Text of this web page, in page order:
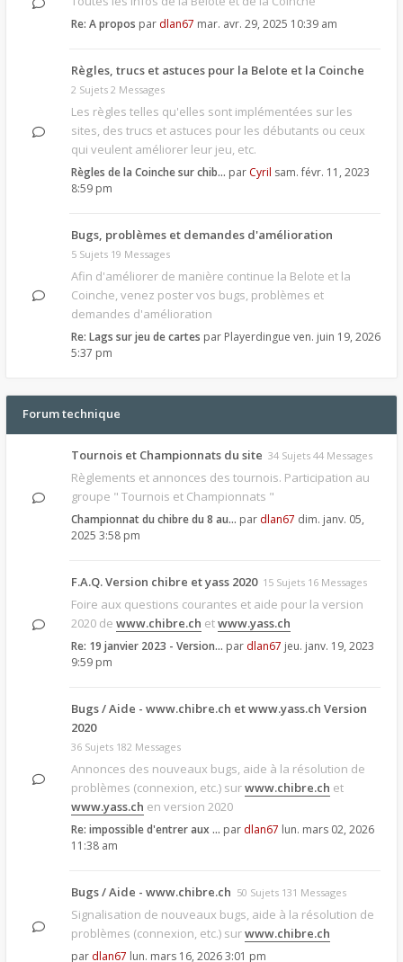
Re: A propos par dlan67 mar. avr. 29, 2025 10:39 am
Règles, trucs et astuces pour la Belote et la Coinche
2 Sujets 2 Messages
Les règles telles qu'elles sont implémentées sur les
sites, des trucs et astuces pour les débutants ou ceux
qui veulent améliorer leur jeu, etc.
Règles de la Coinche sur chib… par Cyril sam. févr. 11, 2023
8:59 pm
Bugs, problèmes et demandes d'amélioration
5 Sujets 19 Messages
Afin d'améliorer de manière continue la Belote et la
Coinche, venez poster vos bugs, problèmes et
demandes d'amélioration
Re: Lags sur jeu de cartes par Playerdingue ven. juin 19, 2026
5:37 pm
Forum technique
Tournois et Championnats du site 34 Sujets 44 Messages
Règlements et annonces des tournois. Participation au
groupe " Tournois et Championnats "
Championnat du chibre du 8 au… par dlan67 dim. janv. 05,
2025 3:58 pm
F.A.Q. Version chibre et yass 2020 15 Sujets 16 Messages
Foire aux questions courantes et aide pour la version
2020 de www.chibre.ch etwww.yass.ch
Re: 19 janvier 2023 - Version… par dlan67 jeu. janv. 19, 2023
9:59 pm
Bugs / Aide - www.chibre.ch et www.yass.ch Version
2020
36 Sujets 182 Messages
Annonces des nouveaux bugs, aide à la résolution de
problèmes (connexion, etc.) surwww.chibre.ch et
www.yass.ch en version 2020
Re: impossible d'entrer aux … par dlan67 lun. mars 02, 2026
11:38 am
Bugs / Aide - www.chibre.ch 50 Sujets 131 Messages
Signalisation de nouveaux bugs, aide à la résolution de
problèmes (connexion, etc.) surwww.chibre.ch
par dlan67 lun. mars 16, 2026 3:01 pm